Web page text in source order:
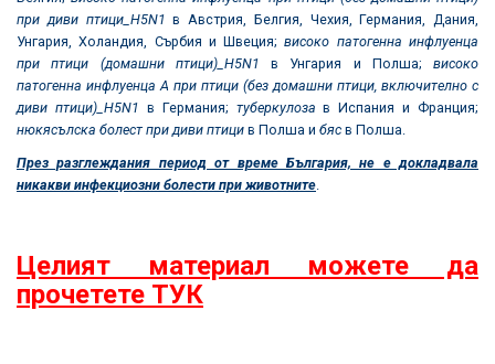
при диви птици_ H5N1 в Австрия, Белгия, Чехия, Германия, Дания,
Унгария, Холандия, Сърбия и Швеция;високо патогенна инфлуенца
при птици (домашни птици)_ H5N1 в Унгария и Полша; високо
патогенна инфлуенца А при птици (без домашни птици, включително с
диви птици)_ H5N1 в Германия; туберкулоза в Испания и Франция;
нюкясълска болест при диви птици в Полша и бяс в Полша.
През разглеждания период от време България, не е докладвала
никакви инфекциозни болести при животните
Целият материал можете да
прочетете ТУК